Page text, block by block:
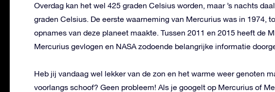
Overdag kan het wel 425 graden Celsius worden, maar ’s nachts
graden Celsius. De eerste waarneming van Mercurius was in 1974,
opnames van deze planeet maakte. Tussen 2011 en 2015 heeft de
Mercurius gevlogen en NASA zodoende belangrijke informatie
Heb jij vandaag wel lekker van de zon en het warme weer genoten
voorlangs schoof? Geen probleem! Als je googelt op Mercurius of